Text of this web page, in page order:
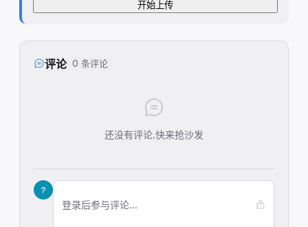
开始上传
评论 0 条评论
还没有评论,快来抢沙发
?
登录后参与评论...